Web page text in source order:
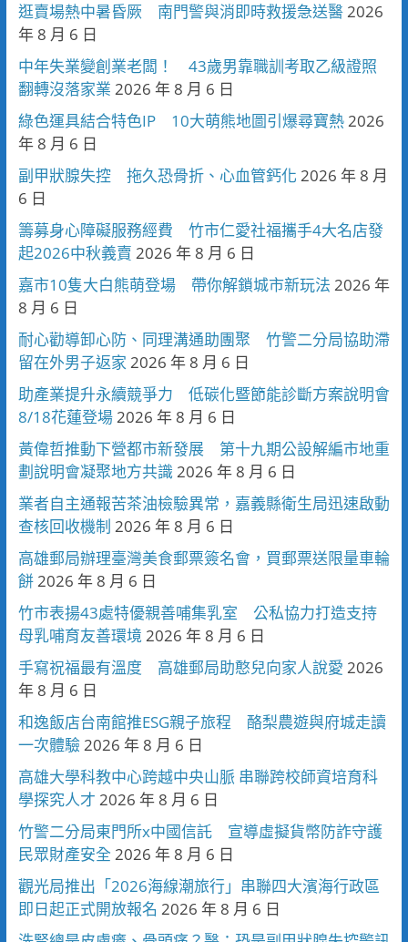
逛賣場熱中暑昏厥 南門警與消即時救援急送醫2026
年 8 月 6 日
中年失業變創業老闆！ 43歲男靠職訓考取乙級證照
翻轉沒落家業 2026 年 8 月 6 日
綠色運具結合特色IP 10大萌熊地圖引爆尋寶熱2026
年 8 月 6 日
副甲狀腺失控 拖久恐骨折、心血管鈣化 2026 年 8 月
6 日
籌募身心障礙服務經費 竹市仁愛社福攜手4大名店發
起2026中秋義賣 2026 年 8 月 6 日
嘉市10隻大白熊萌登場 帶你解鎖城市新玩法 2026 年
8 月 6 日
耐心勸導卸心防、同理溝通助團聚 竹警二分局協助滯
留在外男子返家 2026 年 8 月 6 日
助產業提升永續競爭力 低碳化暨節能診斷方案說明會
8/18花蓮登場2026 年 8 月 6 日
黃偉哲推動下營都市新發展 第十九期公設解編市地重
劃說明會凝聚地方共識2026 年 8 月 6 日
業者自主通報苦茶油檢驗異常，嘉義縣衛生局迅速啟動
查核回收機制 2026 年 8 月 6 日
高雄郵局辦理臺灣美食郵票簽名會，買郵票送限量車輪
餅2026 年 8 月 6 日
竹市表揚43處特優親善哺集乳室 公私協力打造支持
母乳哺育友善環境2026 年 8 月 6 日
手寫祝福最有溫度 高雄郵局助憨兒向家人說愛 2026
年 8 月 6 日
和逸飯店台南館推ESG親子旅程 酪梨農遊與府城走讀
一次體驗2026 年 8 月 6 日
高雄大學科教中心跨越中央山脈 串聯跨校師資培育科
學探究人才 2026 年 8 月 6 日
竹警二分局東門所x中國信託 宣導虛擬貨幣防詐守護
民眾財產安全 2026 年 8 月 6 日
觀光局推出「2026海線潮旅行」串聯四大濱海行政區
即日起正式開放報名 2026 年 8 月 6 日